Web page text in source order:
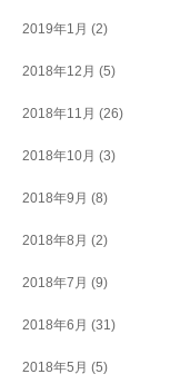
2019年1月 (2)
2018年12月 (5)
2018年11月 (26)
2018年10月 (3)
2018年9月 (8)
2018年8月 (2)
2018年7月 (9)
2018年6月 (31)
2018年5月 (5)